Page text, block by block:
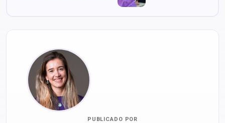
PUBLICADO POR